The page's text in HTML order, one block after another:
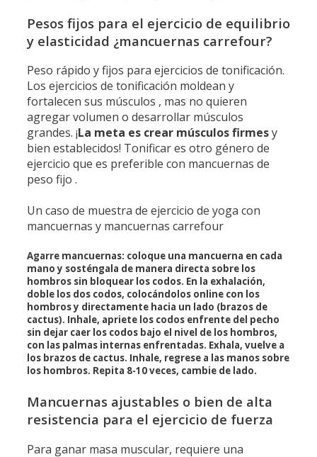
Pesos fijos para el ejercicio de equilibrio
y elasticidad ¿mancuernas carrefour?
Peso rápido y fijos para ejercicios de tonificación.
Los ejercicios de tonificación moldean y
fortalecen sus músculos , mas no quieren
agregar volumen o desarrollar músculos
grandes. ¡La meta es crear músculos firmesy
bien establecidos! Tonificar es otro género de
ejercicio que es preferible con mancuernas de
peso fijo .
Un caso de muestra de ejercicio de yoga con
mancuernas y mancuernas carrefour
Agarre mancuernas: coloque una mancuerna en cada
mano y sosténgala de manera directa sobre los
hombros sin bloquear los codos. En la exhalación,
doble los dos codos, colocándolos online con los
hombros y directamente hacia un lado (brazos de
cactus). Inhale, apriete los codos enfrente del pecho
sin dejar caer los codos bajo el nivel de los hombros,
con las palmas internas enfrentadas. Exhala, vuelve a
los brazos de cactus. Inhale, regrese a las manos sobre
los hombros. Repita 8-10 veces, cambie de lado.
Mancuernas ajustables o bien de alta
resistencia para el ejercicio de fuerza
Para ganar masa muscular, requiere una